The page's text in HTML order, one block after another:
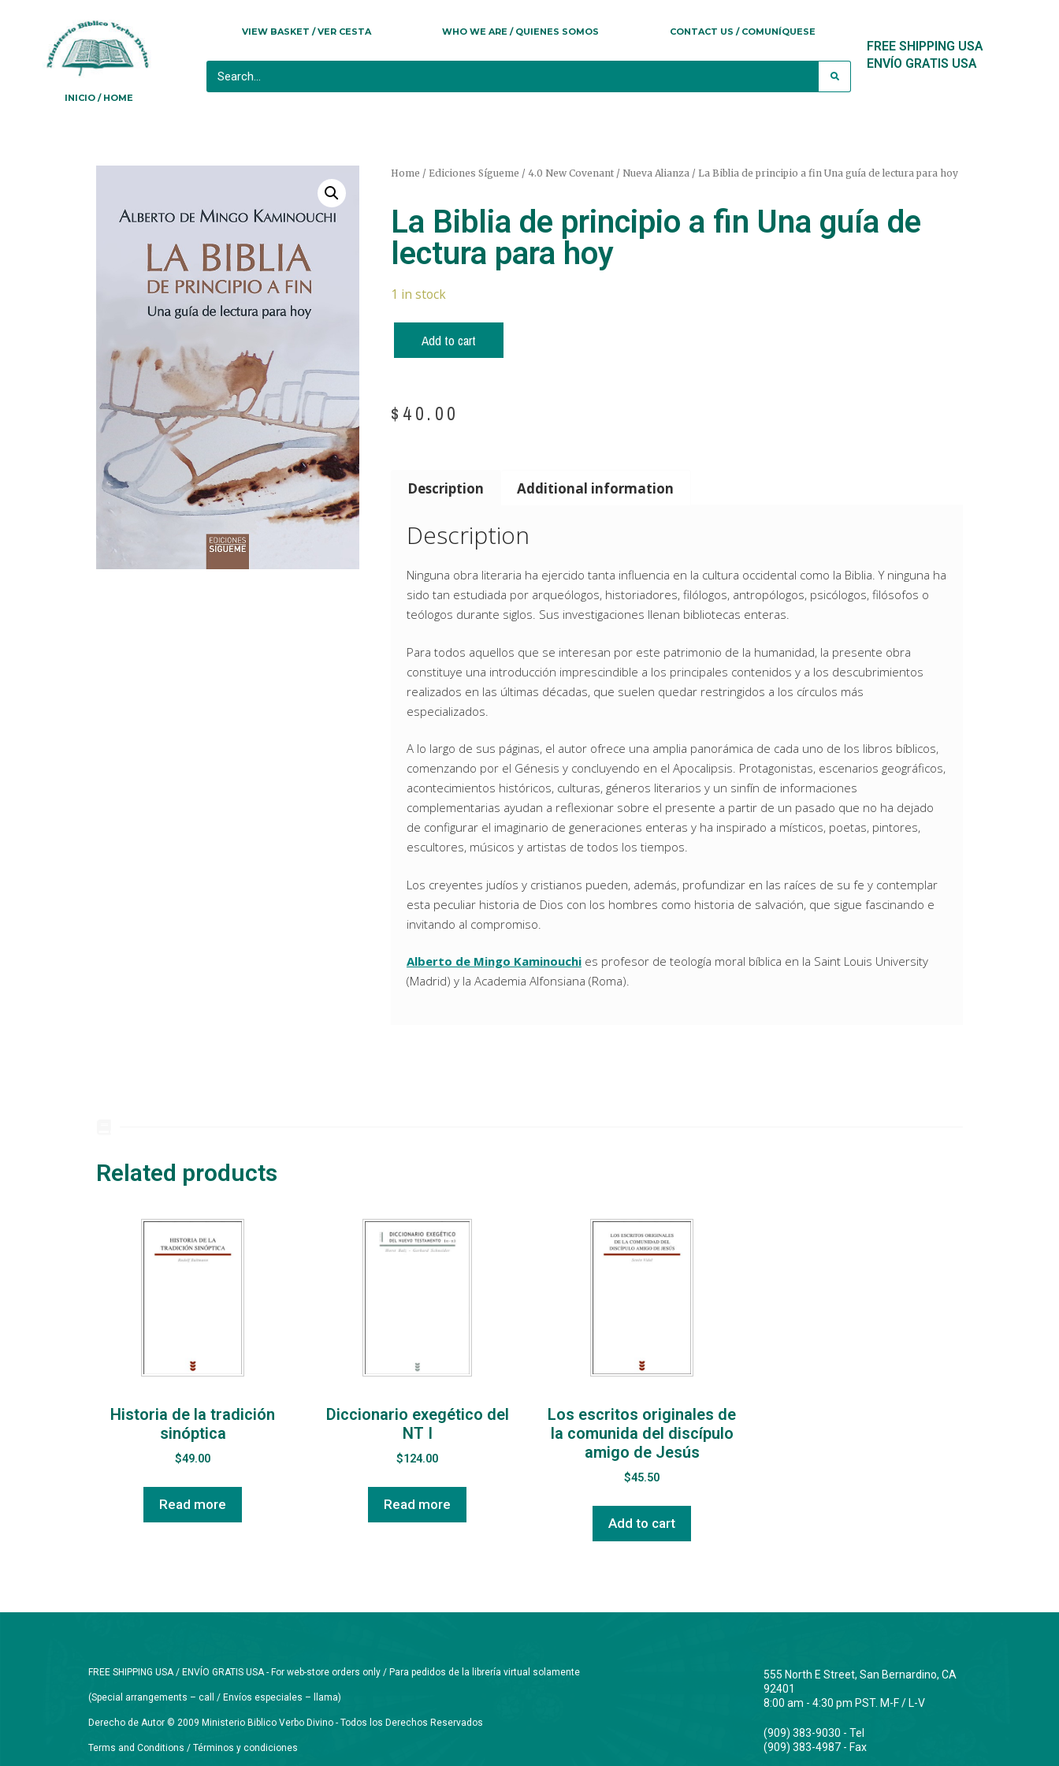
INICIO / HOME
VIEW BASKET / VER CESTA WHO WE ARE / QUIENES SOMOS CONTACT US / COMUNÍQUESE
FREE SHIPPING USA
ENVÍO GRATIS USA
Home / Ediciones Sígueme / 4.0 New Covenant / Nueva Alianza/ La Biblia de principio a fin Una guía de lectura para hoy
La Biblia de principio a fin Una guía de
lectura para hoy
1 in stock
Add to cart
$ 40.00
Description Additional information
Description
Ninguna obra literaria ha ejercido tanta influencia en la cultura occidental como la Biblia. Y ninguna ha
sido tan estudiada por arqueólogos, historiadores, filólogos, antropólogos, psicólogos, filósofos o
teólogos durante siglos. Sus investigaciones llenan bibliotecas enteras.
Para todos aquellos que se interesan por este patrimonio de la humanidad, la presente obra
constituye una introducción imprescindible a los principales contenidos y a los descubrimientos
realizados en las últimas décadas, que suelen quedar restringidos a los círculos más
especializados.
A lo largo de sus páginas, el autor ofrece una amplia panorámica de cada uno de los libros bíblicos,
comenzando por el Génesis y concluyendo en el Apocalipsis. Protagonistas, escenarios geográficos,
acontecimientos históricos, culturas, géneros literarios y un sinfín de informaciones
complementarias ayudan a reflexionar sobre el presente a partir de un pasado que no ha dejado
de configurar el imaginario de generaciones enteras y ha inspirado a místicos, poetas, pintores,
escultores, músicos y artistas de todos los tiempos.
Los creyentes judíos y cristianos pueden, además, profundizar en las raíces de su fe y contemplar
esta peculiar historia de Dios con los hombres como historia de salvación, que sigue fascinando e
invitando al compromiso.
Alberto de Mingo Kaminouchies profesor de teología moral bíblica en la Saint Louis University
(Madrid) y la Academia Alfonsiana (Roma).
Related products
Historia de la tradición
sinóptica
$49.00
Read more
Diccionario exegético del
NT I
$124.00
Read more
Los escritos originales de
la comunida del discípulo
amigo de Jesús
$45.50
Add to cart
FREE SHIPPING USA / ENVÍO GRATIS USA - For web-store orders only / Para pedidos de la librería virtual solamente
(Special arrangements – call / Envíos especiales – llama)
Derecho de Autor © 2009 Ministerio Biblico Verbo Divino - Todos los Derechos Reservados
Terms and Conditions / Términos y condiciones
555 North E Street, San Bernardino, CA
92401
8:00 am - 4:30 pm PST. M-F / L-V
(909) 383-9030 - Tel
(909) 383-4987 - Fax